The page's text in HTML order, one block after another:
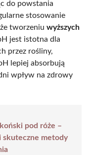
do powstania
stosowanie
tworzeniu wyższych
jest istotna dla
przez rośliny,
lepiej absorbują
wpływ na zdrowy
pod róże –
skuteczne metody